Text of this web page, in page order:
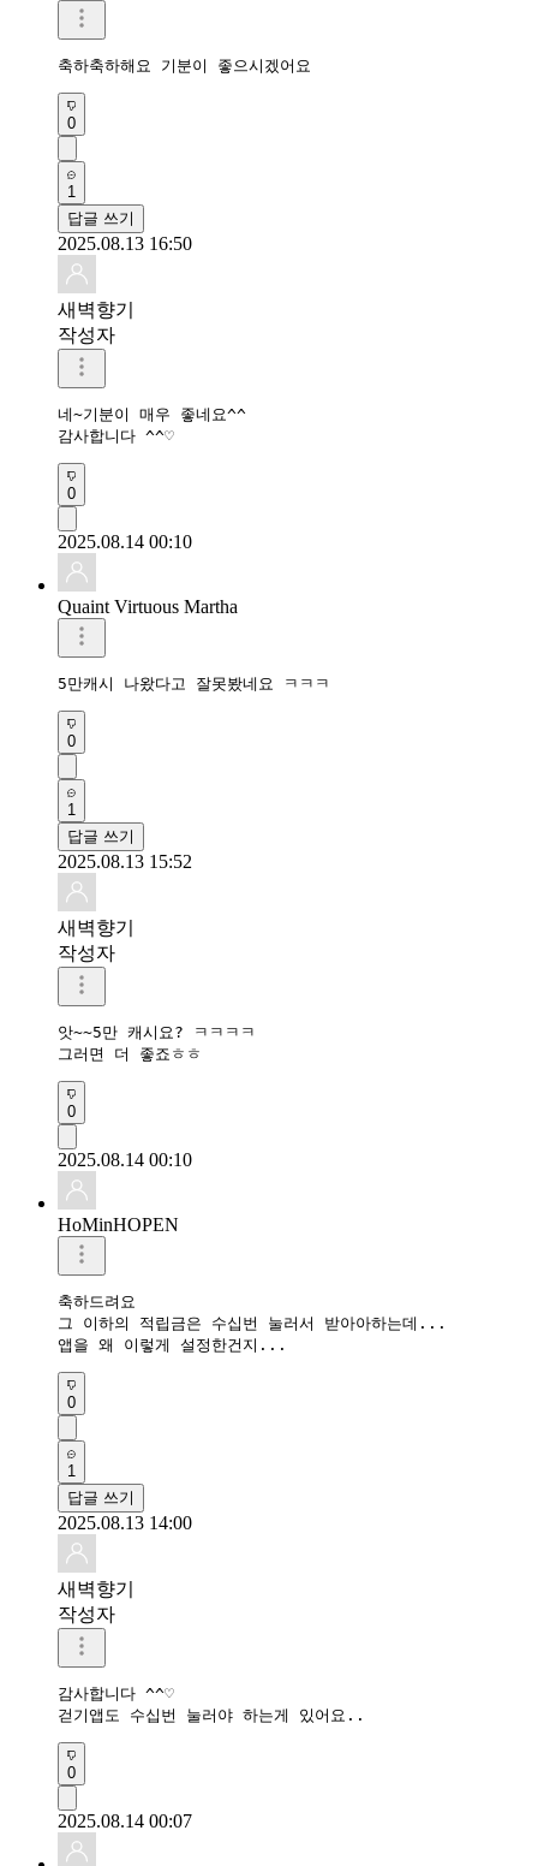
축하축하해요 기분이 좋으시겠어요
0
1
답글 쓰기
2025.08.13 16:50
새벽향기
작성자
네~기분이 매우 좋네요^^
감사합니다 ^^♡
0
2025.08.14 00:10
Quaint Virtuous Martha
5만캐시 나왔다고 잘못봤네요 ㅋㅋㅋ
0
1
답글 쓰기
2025.08.13 15:52
새벽향기
작성자
앗~~5만 캐시요? ㅋㅋㅋㅋ
그러면 더 좋죠ㅎㅎ
0
2025.08.14 00:10
HoMinHOPEN
축하드려요
그 이하의 적립금은 수십번 눌러서 받아아하는데...
앱을 왜 이렇게 설정한건지...
0
1
답글 쓰기
2025.08.13 14:00
새벽향기
작성자
감사합니다 ^^♡
걷기앱도 수십번 눌러야 하는게 있어요..
0
2025.08.14 00:07